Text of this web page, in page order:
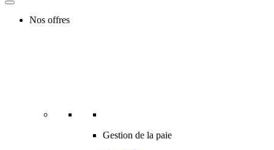
Nos offres
Gestion de la paie